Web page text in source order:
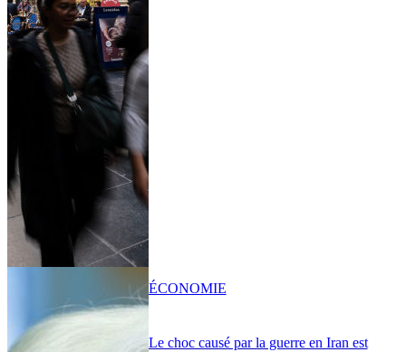
Le choc causé par la guerre en Iran est
ÉCONOMIE